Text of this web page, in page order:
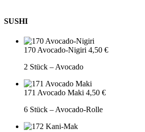
SUSHI
170 Avocado-Nigiri 4,50 €
2 Stück – Avocado
171 Avocado Maki 4,50 €
6 Stück – Avocado-Rolle